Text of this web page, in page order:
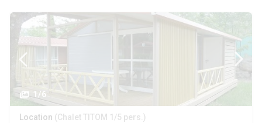
1/6
Location (Chalet TITOM 1/5 pers.)